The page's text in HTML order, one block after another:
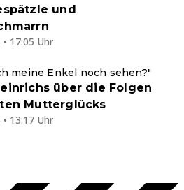
und
17:05 Uhr
meine Enkel noch sehen?"
über die Folgen
Mutterglücks
13:17 Uhr